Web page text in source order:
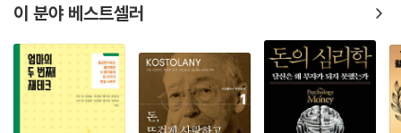
이 분야 베스트셀러